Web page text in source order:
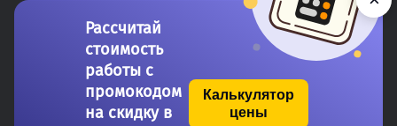
Copyright 2011-2026 FastFine.ru
Рассчитай
стоимость
работы с
промокодом
на скидку в
Калькулятор
цены